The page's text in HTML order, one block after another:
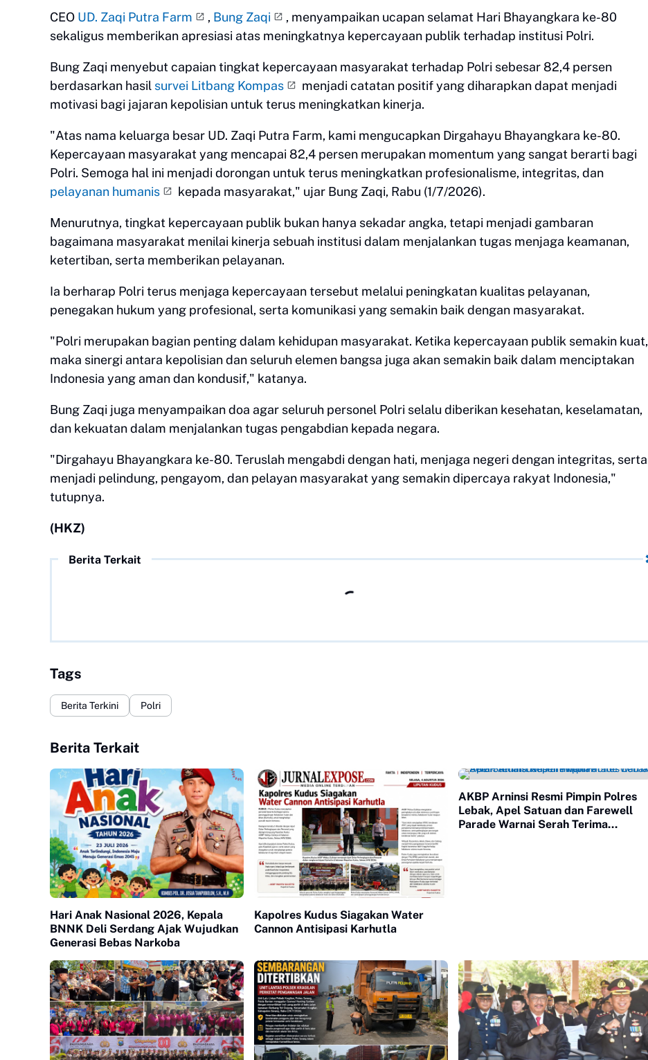
CEO UD. Zaqi Putra Farm , Bung Zaqi
, menyampaikan ucapan selamat Hari Bhayangkara ke-80
sekaligus memberikan apresiasi atas meningkatnya kepercayaan publik terhadap institusi Polri.
Bung Zaqi menyebut capaian tingkat kepercayaan masyarakat terhadap Polri sebesar 82,4 persen
berdasarkan hasil survei Litbang Kompas
menjadi catatan positif yang diharapkan dapat menjadi
motivasi bagi jajaran kepolisian untuk terus meningkatkan kinerja.
"Atas nama keluarga besar UD. Zaqi Putra Farm, kami mengucapkan Dirgahayu Bhayangkara ke-80.
Kepercayaan masyarakat yang mencapai 82,4 persen merupakan momentum yang sangat berarti bagi
Polri. Semoga hal ini menjadi dorongan untuk terus meningkatkan profesionalisme, integritas, dan
pelayanan humanis
kepada masyarakat," ujar Bung Zaqi, Rabu (1/7/2026).
Menurutnya, tingkat kepercayaan publik bukan hanya sekadar angka, tetapi menjadi gambaran
bagaimana masyarakat menilai kinerja sebuah institusi dalam menjalankan tugas menjaga keamanan,
ketertiban, serta memberikan pelayanan.
Ia berharap Polri terus menjaga kepercayaan tersebut melalui peningkatan kualitas pelayanan,
penegakan hukum yang profesional, serta komunikasi yang semakin baik dengan masyarakat.
"Polri merupakan bagian penting dalam kehidupan masyarakat. Ketika kepercayaan publik semakin kuat,
maka sinergi antara kepolisian dan seluruh elemen bangsa juga akan semakin baik dalam menciptakan
Indonesia yang aman dan kondusif," katanya.
Bung Zaqi juga menyampaikan doa agar seluruh personel Polri selalu diberikan kesehatan, keselamatan,
dan kekuatan dalam menjalankan tugas pengabdian kepada negara.
"Dirgahayu Bhayangkara ke-80. Teruslah mengabdi dengan hati, menjaga negeri dengan integritas, serta
menjadi pelindung, pengayom, dan pelayan masyarakat yang semakin dipercaya rakyat Indonesia,"
tutupnya.
(HKZ)
Berita Terkait
Tags
Berita Terkini Polri
Berita Terkait
Hari Anak Nasional 2026, Kepala
BNNK Deli Serdang Ajak Wujudkan
Generasi Bebas Narkoba
Kapolres Kudus Siagakan Water
Cannon Antisipasi Karhutla
AKBP Arninsi Resmi Pimpin Polres
Lebak, Apel Satuan dan Farewell
Parade Warnai Serah Terima